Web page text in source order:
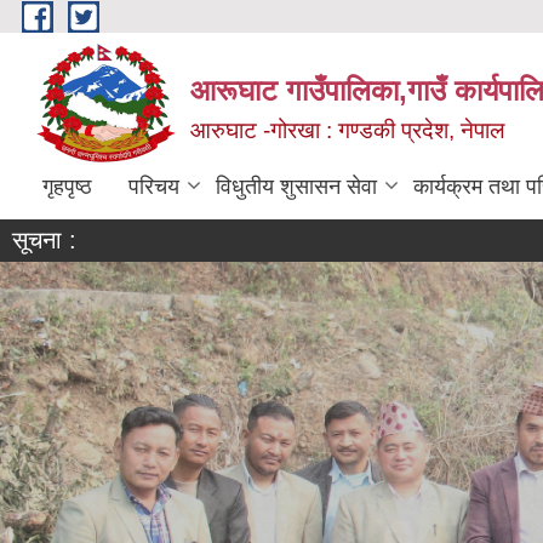
Skip to main content
आरूघाट गाउँपालिका,गाउँ
आरुघाट -गोरखा : गण्डकी प्रदेश, नेपाल
गृहपृष्ठ परिचय विधुतीय शुसासन सेवा कार्यक्रम तथा
सूचना :